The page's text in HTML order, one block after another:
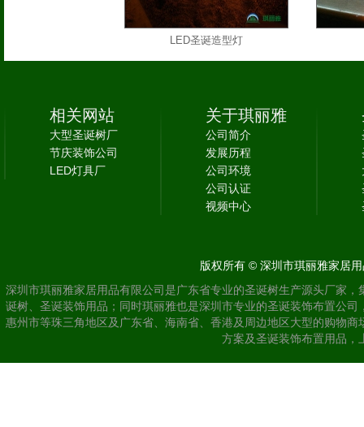
LED圣诞造型灯
相关网站
大型圣诞树厂
节庆装饰公司
LED灯具厂
关于琪丽雅
公司简介
发展历程
公司环境
公司认证
视频中心
版权所有 © 深圳市琪丽雅家居
深圳市琪丽雅家居用品有限公司是广东省专业的圣诞树生产源头厂家
诞树、圣诞装饰用品；同时琪丽雅也是深圳市专业的圣诞装饰布置公
惠州市等珠三角地区及广东省、海南省、香港及周边地区大型的购物
方案及圣诞装饰布置用品，